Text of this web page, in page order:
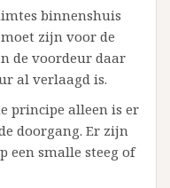
binnenshuis
zijn voor de
de voordeur daar
al verlaagd is.
principe alleen is er
doorgang. Er zijn
een smalle steeg of